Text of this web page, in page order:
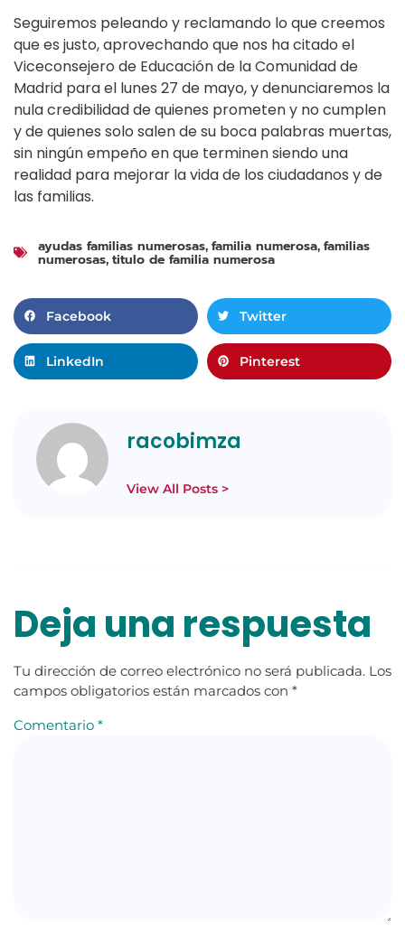
Seguiremos peleando y reclamando lo que creemos
que es justo, aprovechando que nos ha citado el
Viceconsejero de Educación de la Comunidad de
Madrid para el lunes 27 de mayo, y denunciaremos la
nula credibilidad de quienes prometen y no cumplen
y de quienes solo salen de su boca palabras muertas,
sin ningún empeño en que terminen siendo una
realidad para mejorar la vida de los ciudadanos y de
las familias.
ayudas familias numerosas, familia numerosa, familias
numerosas, titulo de familia numerosa
Facebook Twitter
LinkedIn Pinterest
racobimza
View All Posts >
Deja una respuesta
Tu dirección de correo electrónico no será publicada. Los
campos obligatorios están marcados con *
Comentario *